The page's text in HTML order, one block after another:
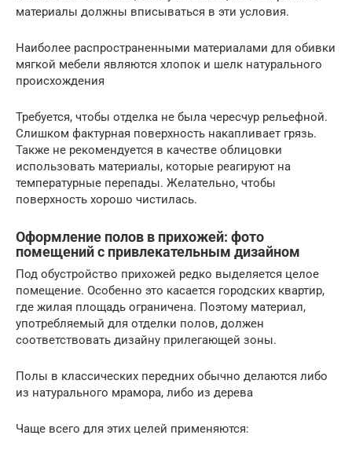
материалы должны вписываться в эти условия.
Наиболее распространенными материалами для обивки
мягкой мебели являются хлопок и шелк натурального
происхождения
Требуется, чтобы отделка не была чересчур рельефной.
Слишком фактурная поверхность накапливает грязь.
Также не рекомендуется в качестве облицовки
использовать материалы, которые реагируют на
температурные перепады. Желательно, чтобы
поверхность хорошо чистилась.
Оформление полов в прихожей: фото
помещений с привлекательным дизайном
Под обустройство прихожей редко выделяется целое
помещение. Особенно это касается городских квартир,
где жилая площадь ограничена. Поэтому материал,
употребляемый для отделки полов, должен
соответствовать дизайну прилегающей зоны.
Полы в классических передних обычно делаются либо
из натурального мрамора, либо из дерева
Чаще всего для этих целей применяются: